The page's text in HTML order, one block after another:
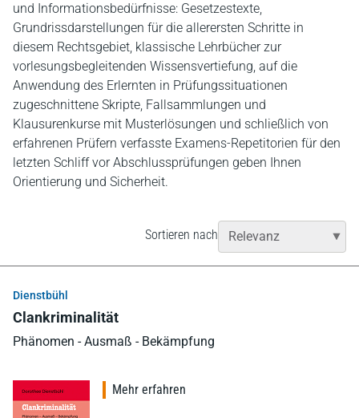
und Informationsbedürfnisse: Gesetzestexte,
Grundrissdarstellungen für die allerersten Schritte in
diesem Rechtsgebiet, klassische Lehrbücher zur
vorlesungsbegleitenden Wissensvertiefung, auf die
Anwendung des Erlernten in Prüfungssituationen
zugeschnittene Skripte, Fallsammlungen und
Klausurenkurse mit Musterlösungen und schließlich von
erfahrenen Prüfern verfasste Examens-Repetitorien für den
letzten Schliff vor Abschlussprüfungen geben Ihnen
Orientierung und Sicherheit.
Sortieren nach
Dienstbühl
Clankriminalität
Phänomen - Ausmaß - Bekämpfung
Mehr erfahren